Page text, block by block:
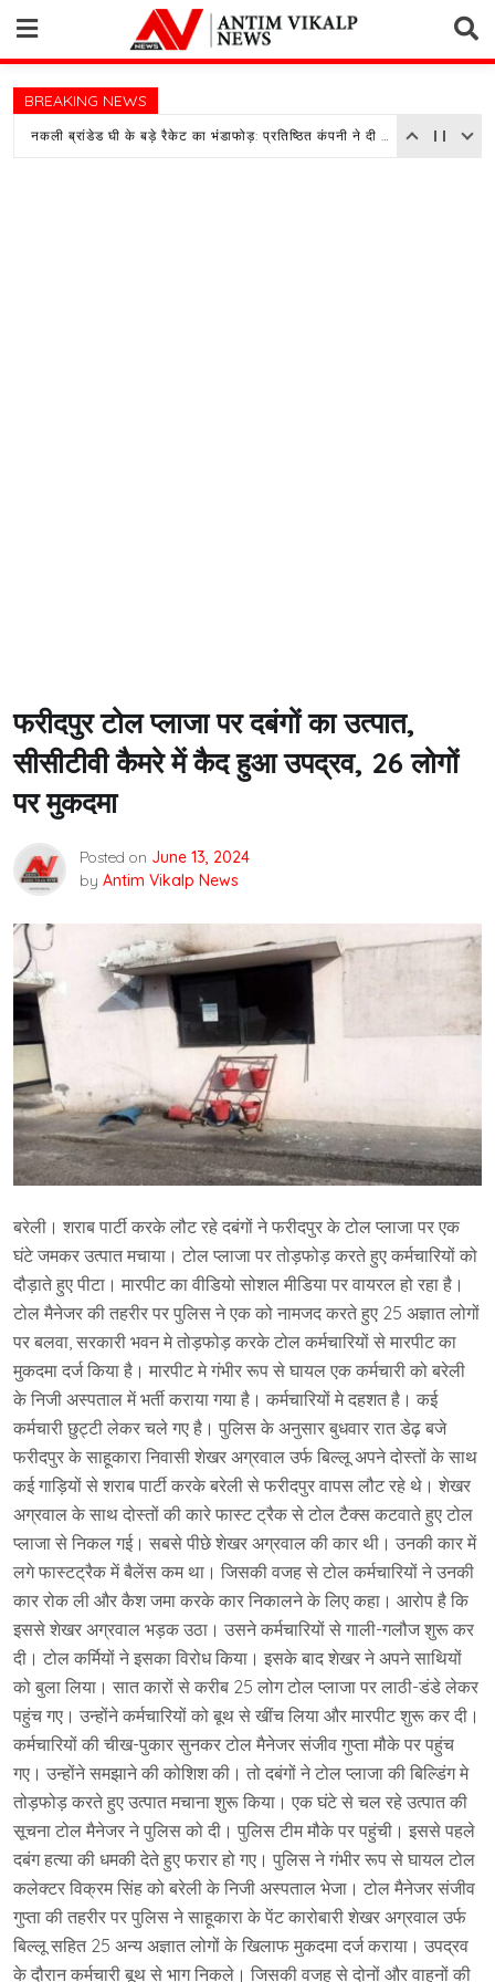
content
BREAKING NEWS
नकली ब्रांडेड घी के बड़े रैकेट का भंडाफोड़: प्रतिष्ठित कंपनी ने दी तहरीर, पुलिस जांच में जुटी
फरीदपुर टोल प्लाजा पर दबंगों का उत्पात,
सीसीटीवी कैमरे में कैद हुआ उपद्रव, 26 लोगों
पर मुकदमा
Posted on June 13, 2024
by Antim Vikalp News
बरेली। शराब पार्टी करके लौट रहे दबंगों ने फरीदपुर के टोल प्लाजा पर एक
घंटे जमकर उत्पात मचाया। टोल प्लाजा पर तोड़फोड़ करते हुए कर्मचारियों को
दौड़ाते हुए पीटा। मारपीट का वीडियो सोशल मीडिया पर वायरल हो रहा है।
टोल मैनेजर की तहरीर पर पुलिस ने एक को नामजद करते हुए 25 अज्ञात लोगों
पर बलवा, सरकारी भवन मे तोड़फोड़ करके टोल कर्मचारियों से मारपीट का
मुकदमा दर्ज किया है। मारपीट मे गंभीर रूप से घायल एक कर्मचारी को बरेली
के निजी अस्पताल में भर्ती कराया गया है। कर्मचारियों मे दहशत है। कई
कर्मचारी छुट्टी लेकर चले गए है। पुलिस के अनुसार बुधवार रात डेढ़ बजे
फरीदपुर के साहूकारा निवासी शेखर अग्रवाल उर्फ बिल्लू अपने दोस्तों के साथ
कई गाड़ियों से शराब पार्टी करके बरेली से फरीदपुर वापस लौट रहे थे। शेखर
अग्रवाल के साथ दोस्तों की कारे फास्ट ट्रैक से टोल टैक्स कटवाते हुए टोल
प्लाजा से निकल गई। सबसे पीछे शेखर अग्रवाल की कार थी। उनकी कार में
लगे फास्टट्रैक में बैलेंस कम था। जिसकी वजह से टोल कर्मचारियों ने उनकी
कार रोक ली और कैश जमा करके कार निकालने के लिए कहा। आरोप है कि
इससे शेखर अग्रवाल भड़क उठा। उसने कर्मचारियों से गाली-गलौज शुरू कर
दी। टोल कर्मियों ने इसका विरोध किया। इसके बाद शेखर ने अपने साथियों
को बुला लिया। सात कारों से करीब 25 लोग टोल प्लाजा पर लाठी-डंडे लेकर
पहुंच गए। उन्होंने कर्मचारियों को बूथ से खींच लिया और मारपीट शुरू कर दी।
कर्मचारियों की चीख-पुकार सुनकर टोल मैनेजर संजीव गुप्ता मौके पर पहुंच
गए। उन्होंने समझाने की कोशिश की। तो दबंगों ने टोल प्लाजा की बिल्डिंग मे
तोड़फोड़ करते हुए उत्पात मचाना शुरू किया। एक घंटे से चल रहे उत्पात की
सूचना टोल मैनेजर ने पुलिस को दी। पुलिस टीम मौके पर पहुंची। इससे पहले
दबंग हत्या की धमकी देते हुए फरार हो गए। पुलिस ने गंभीर रूप से घायल टोल
कलेक्टर विक्रम सिंह को बरेली के निजी अस्पताल भेजा। टोल मैनेजर संजीव
गुप्ता की तहरीर पर पुलिस ने साहूकारा के पेंट कारोबारी शेखर अग्रवाल उर्फ
बिल्लू सहित 25 अन्य अज्ञात लोगों के खिलाफ मुकदमा दर्ज कराया। उपद्रव
के दौरान कर्मचारी बूथ से भाग निकले। जिसकी वजह से दोनों और वाहनों की